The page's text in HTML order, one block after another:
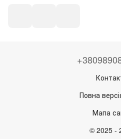
Повна
Мапа
© 2025 -